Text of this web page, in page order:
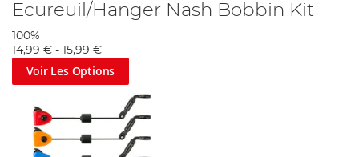
Ecureuil/Hanger Nash Bobbin Kit
100%
14,99 € - 15,99 €
Voir Les Options